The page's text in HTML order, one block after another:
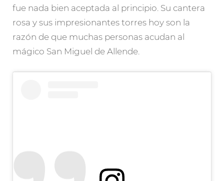
fue nada bien aceptada al principio. Su cantera
rosa y sus impresionantes torres hoy son la
razón de que muchas personas acudan al
mágico San Miguel de Allende.